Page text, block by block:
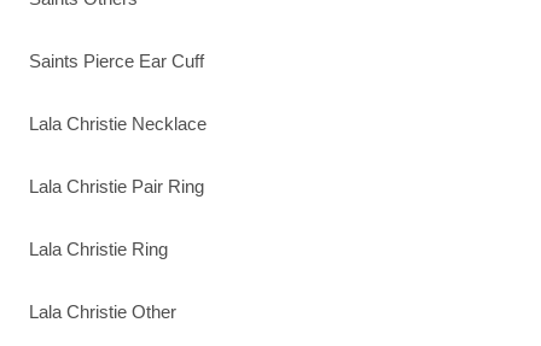
Saints Pierce Ear Cuff
Lala Christie Necklace
Lala Christie Pair Ring
Lala Christie Ring
Lala Christie Other